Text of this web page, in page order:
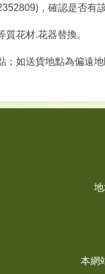
，確認是否有該
花材.花器替換。
如送貨地點為偏遠地
本網